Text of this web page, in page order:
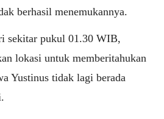
berhasil menemukannya.
sekitar pukul 01.30 WIB,
lokasi untuk memberitahukan
Yustinus tidak lagi berada